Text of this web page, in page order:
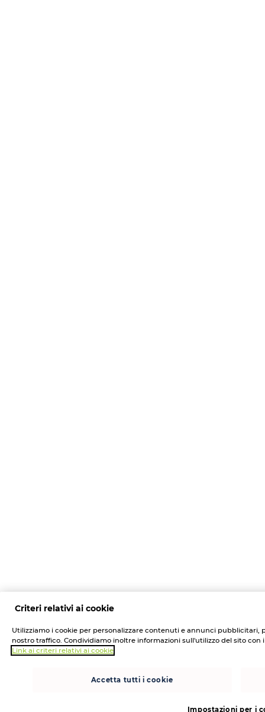
Criteri relativi ai cookie
Utilizziamo i cookie per personalizzare contenuti e annunci pubblicitari,
nostro traffico. Condividiamo inoltre informazioni sull'utilizzo del sito
Link ai criteri relativi ai cookie
Accetta tutti i cookie
Impostazioni per i